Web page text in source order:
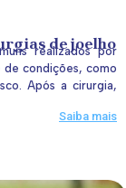
de joelho
realizados por
condições, como
Após a cirurgia,
Saiba mais